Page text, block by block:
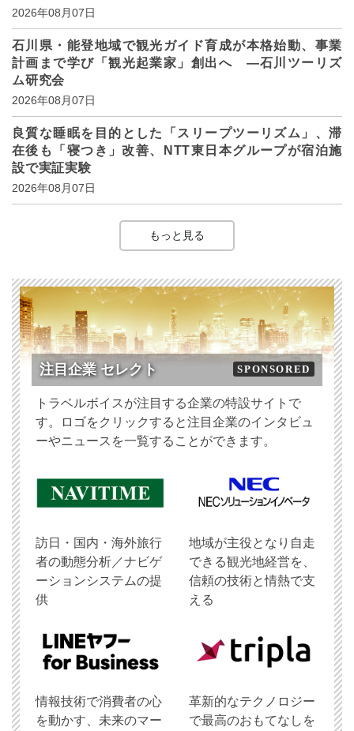
2026年08月07日
石川県・能登地域で観光ガイド育成が本格始動、事業
計画まで学び「観光起業家」創出へ ―石川ツーリズ
ム研究会
2026年08月07日
良質な睡眠を目的とした「スリープツーリズム」、滞
在後も「寝つき」改善、NTT東日本グループが宿泊施
設で実証実験
2026年08月07日
もっと見る
注目企業 セレクト SPONSORED
トラベルボイスが注目する企業の特設サイトで
す。ロゴをクリックすると注目企業のインタビュ
ーやニュースを一覧することができます。
訪日・国内・海外旅行
者の動態分析／ナビゲ
ーションシステムの提
供
地域が主役となり自走
できる観光地経営を、
信頼の技術と情熱で支
える
情報技術で消費者の心
を動かす、未来のマー
革新的なテクノロジー
で最高のおもてなしを